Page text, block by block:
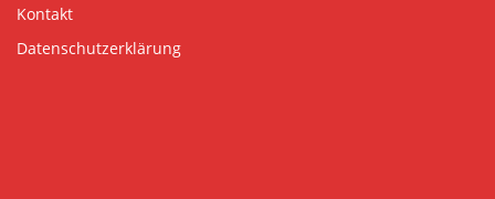
Kontakt
Datenschutzerklärung